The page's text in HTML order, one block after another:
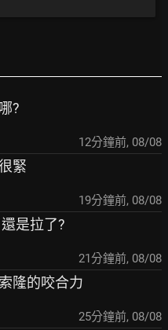
?
12分鐘前, 08/08
緊
19分鐘前, 08/08
是拉了?
21分鐘前, 08/08
隆的咬合力
25分鐘前, 08/08